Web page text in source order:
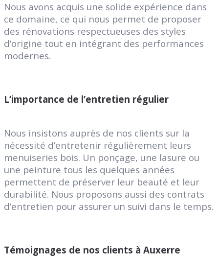
Nous avons acquis une solide expérience dans
ce domaine, ce qui nous permet de proposer
des rénovations respectueuses des styles
d’origine tout en intégrant des performances
modernes.
L’importance de l’entretien régulier
Nous insistons auprès de nos clients sur la
nécessité d’entretenir régulièrement leurs
menuiseries bois. Un ponçage, une lasure ou
une peinture tous les quelques années
permettent de préserver leur beauté et leur
durabilité. Nous proposons aussi des contrats
d’entretien pour assurer un suivi dans le temps.
Témoignages de nos clients à Auxerre